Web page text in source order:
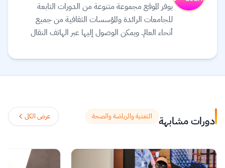
يوفر الموقع مجموعة متنوعة من الدورات التابعة
للجامعات الرائدة والمؤسسات الثقافية من جميع
أنحاء العالم. ويمكن الوصول إليها عبر الهاتف النقال
يمكنك توفيق التعليم في حياتك. يعتقد القائمون على
يساعدك على اكتشافات جديدة وتشكيل أفكار
جديدة.اقرأ المزيد. دورات مشابهة التغذية والرياضة والصحة عرض الكل